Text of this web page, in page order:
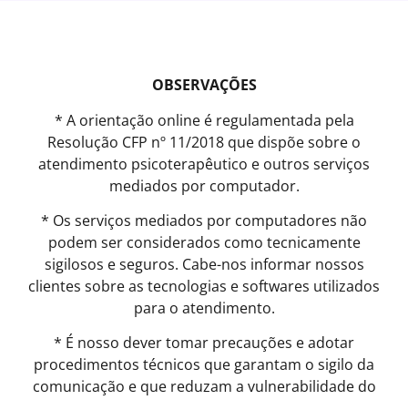
OBSERVAÇÕES
* A orientação online é regulamentada pela
Resolução CFP nº 11/2018 que dispõe sobre o
atendimento psicoterapêutico e outros serviços
mediados por computador.
* Os serviços mediados por computadores não
podem ser considerados como tecnicamente
sigilosos e seguros. Cabe-nos informar nossos
clientes sobre as tecnologias e softwares utilizados
para o atendimento.
* É nosso dever tomar precauções e adotar
procedimentos técnicos que garantam o sigilo da
comunicação e que reduzam a vulnerabilidade do